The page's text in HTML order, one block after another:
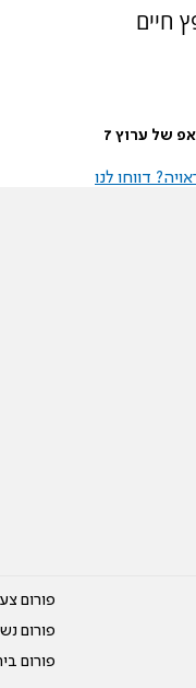
חיים
של ערוץ 7
דווחו לנו
פורום
פורום
פורום